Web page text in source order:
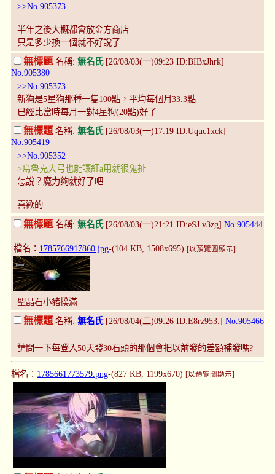
>>No.905373
半年之後大概都會放金方商店
只是多少換一個就不好說了
無標題 名稱: 無名氏[26/08/03(一)09:23 ID:BIBxJhrk]
No.905380
>>No.905373
新狗是5星狗那種一隻100點，平均每個月33.3點
已經比當時每月一對4星狗(20點)好了
無標題名稱: 無名氏[26/08/03(一)17:19 ID:Uquc1xck]
No.905419
>>No.905352
>烏魯克大弓也能讓紅a用就很鬼扯
怎說？魔力夠就好了吧
喜歡的
無標題 名稱: 無名氏[26/08/03(一)21:21 ID:eSJ.v3zg] No.905444
檔名： 1785766917860.jpg-(104 KB, 1508x695) [以預覽圖顯示]
聖晶石小豬撲滿
無標題 名稱: 無名氏[26/08/04(二)09:26 ID:E8rz953.] No.905466
請問一下每登入50天發30石頭的那個會把以前發的差額補發嗎?
檔名： 1785661773579.png-(827 KB, 1199x670) [以預覽圖顯示]